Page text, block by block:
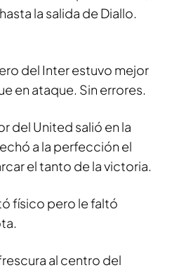
la salida de Diallo.
del Inter estuvo mejor
en ataque. Sin errores.
del United salió en la
a la perfección el
el tanto de la victoria.
físico pero le faltó
al centro del